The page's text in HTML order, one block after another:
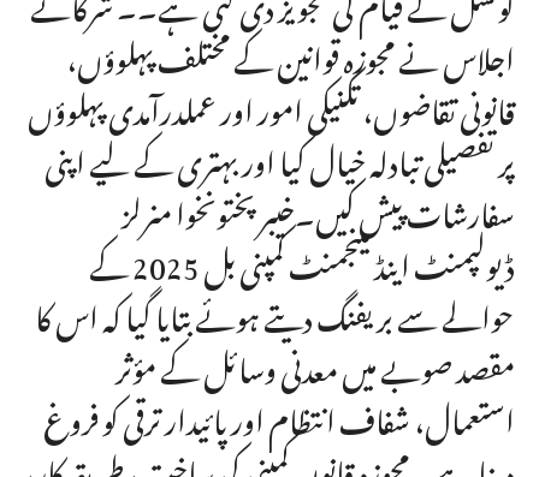
اجلاس نے مجوزہ قوانین کے مختلف پہلوؤں،
قانونی تقاضوں، تکنیکی امور اور عملدرآمدی پہلوؤں
پر تفصیلی تبادلہ خیال کیا اور بہتری کے لیے اپنی
سفارشات پیش کیں۔خیبر پختونخوا منرلز
ڈیولپمنٹ اینڈ مینجمنٹ کمپنی بل 2025 کے
حوالے سے بریفنگ دیتے ہوئے بتایا گیا کہ اس کا
مقصد صوبے میں معدنی وسائل کے مؤثر
استعمال، شفاف انتظام اور پائیدار ترقی کو فروغ